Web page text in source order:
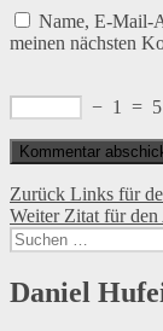
Name, E-Mail-
meinen nächsten
− 1 = 5
Zurück Vorheriger
Beitrag:
Links für
Weiter Nächster
Beitrag:
Zitat für
Suchen
nach:
Daniel